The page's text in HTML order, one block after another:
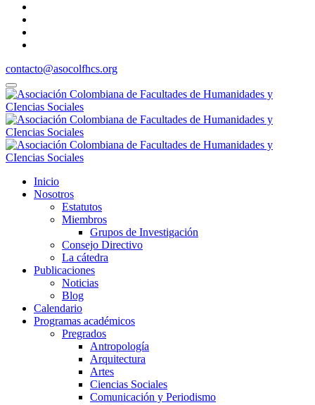
contacto@asocolfhcs.org
Inicio
Nosotros
Estatutos
Miembros
Grupos de Investigación
Consejo Directivo
La cátedra
Publicaciones
Noticias
Blog
Calendario
Programas académicos
Pregrados
Antropología
Arquitectura
Artes
Ciencias Sociales
Comunicación y Periodismo